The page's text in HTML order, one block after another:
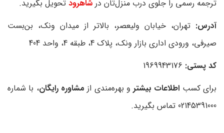
ترجمه رسمی را جلوی درب منزل‌تان در شاهرود تحویل بگیرید.
آدرس: تهران، خیابان ولیعصر، بالاتر از میدان ونک، بن‌بست
صیرفی، ورودی اداری بازار ونک، پلاک 4، طبقه 4، واحد 404
کد پستی:
برای کسب اطلاعات بیشترو بهره‌مندی از مشاوره رایگان، با شماره
02145391000 تماس بگیرید.